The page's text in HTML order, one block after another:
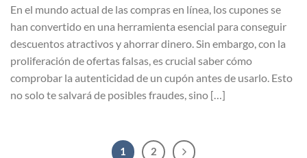
En el mundo actual de las compras en línea, los cupones se
han convertido en una herramienta esencial para conseguir
descuentos atractivos y ahorrar dinero. Sin embargo, con la
proliferación de ofertas falsas, es crucial saber cómo
comprobar la autenticidad de un cupón antes de usarlo. Esto
no solo te salvará de posibles fraudes, sino […]
1 2